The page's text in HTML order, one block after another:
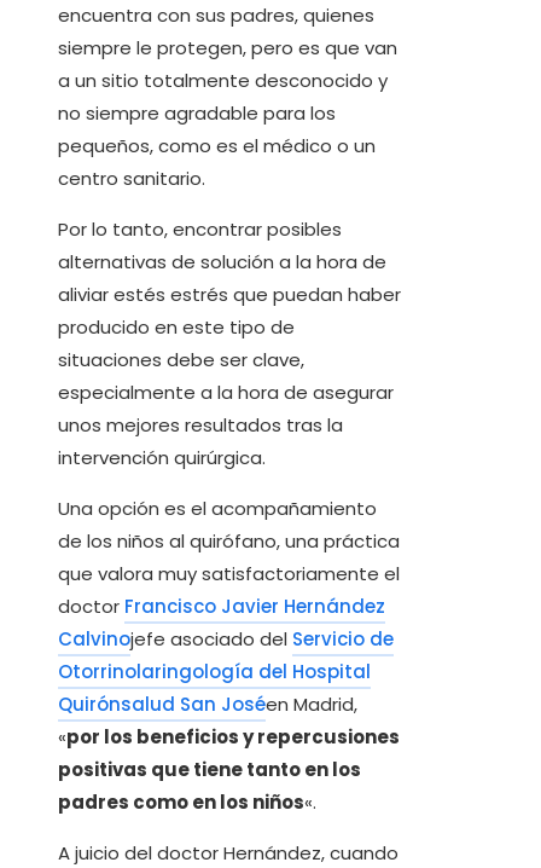
encuentra con sus padres, quienes
siempre le protegen, pero es que van
a un sitio totalmente desconocido y
no siempre agradable para los
pequeños, como es el médico o un
centro sanitario.
Por lo tanto, encontrar posibles
alternativas de solución a la hora de
aliviar estés estrés que puedan haber
producido en este tipo de
situaciones debe ser clave,
especialmente a la hora de asegurar
unos mejores resultados tras la
intervención quirúrgica.
Una opción es el acompañamiento
de los niños al quirófano, una práctica
que valora muy satisfactoriamente el
doctor Francisco Javier Hernández
Calvinojefe asociado del Servicio de
Otorrinolaringología del Hospital
Quirónsalud San Joséen Madrid,
«por los beneficios y repercusiones
positivas que tiene tanto en los
padres como en los niños«.
A juicio del doctor Hernández, cuando